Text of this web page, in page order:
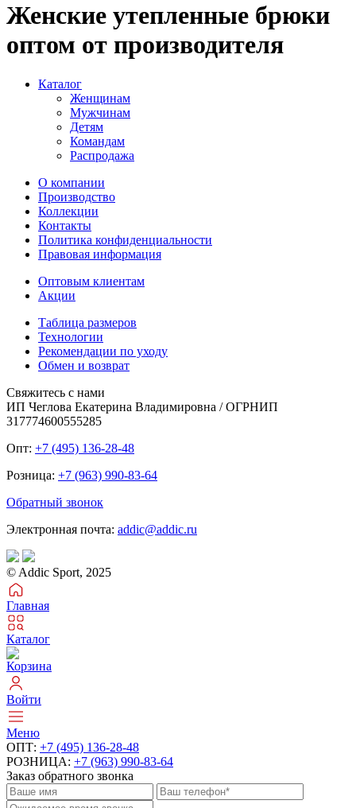
Женские утепленные брюки
оптом от производителя
Каталог
Женщинам
Мужчинам
Детям
Командам
Распродажа
О компании
Производство
Коллекции
Контакты
Политика конфиденциальности
Правовая информация
Оптовым клиентам
Акции
Таблица размеров
Технологии
Рекомендации по уходу
Обмен и возврат
Свяжитесь с нами
ИП Чеглова Екатерина Владимировна / ОГРНИП
317774600555285
Опт: +7 (495) 136-28-48
Розница: +7 (963) 990-83-64
Обратный звонок
Электронная почта: addic@addic.ru
© Addic Sport, 2025
Главная
Каталог
Корзина
Войти
Меню
ОПТ: +7 (495) 136-28-48
РОЗНИЦА: +7 (963) 990-83-64
Заказ обратного звонка